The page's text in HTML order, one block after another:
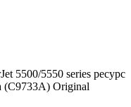
5500/5550 series ресурс
(C9733A) Original